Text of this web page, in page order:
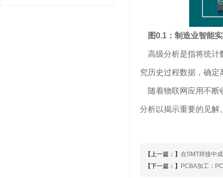
图0.1：制造业智能
高级分析是指将统计
究历史过程数据，确
随着物联网应用不断
分析以揭示重要的见解
【上一篇：】 在SMT焊接中
【下一篇：】
PCBA加工：